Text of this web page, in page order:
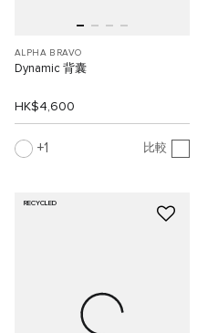
ALPHA BRAVO
Dynamic 背囊
HK$4,600
1 比較
RECYCLED